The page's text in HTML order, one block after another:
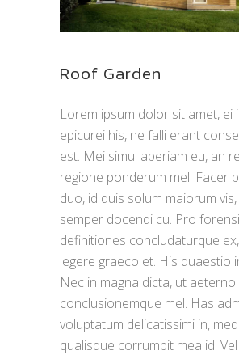
Roof Garden
Lorem ipsum dolor sit amet, ei
epicurei his, ne falli erant
est. Mei simul aperiam eu, an
regione ponderum mel. Facer
duo, id duis solum maiorum
semper docendi cu. Pro
definitiones concludaturque
legere graeco et. His quaestio
Nec in magna dicta, ut
conclusionemque mel. Has
voluptatum delicatissimi in,
qualisque corrumpit mea id.